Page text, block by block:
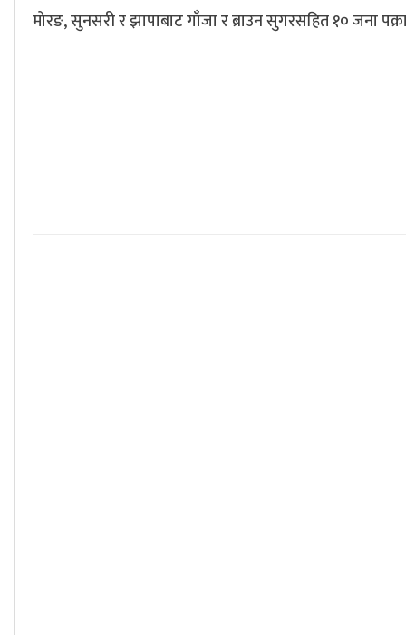
मोरङ, सुनसरी र झापाबाट गाँजा र ब्राउन सुगरसहित १० जना